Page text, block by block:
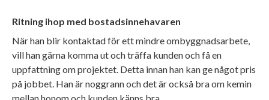
Ritning ihop med bostadsinnehavaren
När han blir kontaktad för ett mindre ombyggnadsarbete,
vill han gärna komma ut och träffa kunden och få en
uppfattning om projektet. Detta innan han kan ge något pris
på jobbet. Han är noggrann och det är också bra om kemin
mellan honom och kunden känns bra.